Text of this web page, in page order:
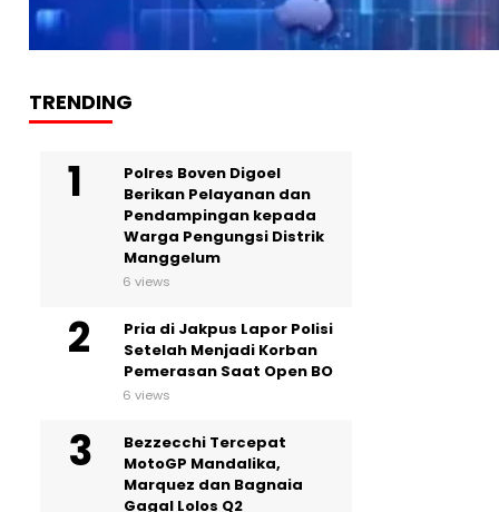
TRENDING
Polres Boven Digoel
Berikan Pelayanan dan
Pendampingan kepada
Warga Pengungsi Distrik
Manggelum
6 views
Pria di Jakpus Lapor Polisi
Setelah Menjadi Korban
Pemerasan Saat Open BO
6 views
Bezzecchi Tercepat
MotoGP Mandalika,
Marquez dan Bagnaia
Gagal Lolos Q2